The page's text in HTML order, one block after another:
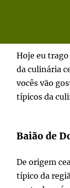
Hoje eu
da culinária
vocês vão
típicos da
Baião de
De origem
típico da